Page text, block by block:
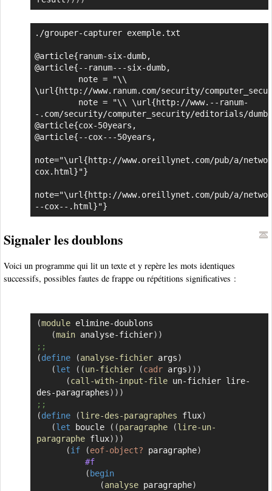
./grouper-capturer exemple.txt
@article{ranum-six-dumb,
@article{--ranum---six-dumb,
\url{http://www.ranum.com/security/
-.com/security/computer_security/editorials/
@article{cox-50years,
@article{--cox---50years,
note="\url{http://www.oreillynet.com/pub/a/
cox.html}"}
note="\url{http://www.oreillynet.com/pub/a/
--cox--.html}"}
Signaler les doublons
Voici un programme qui lit un texte et y repère les mots identiques
successifs, possibles fautes de frappe ou répétitions significatives :
(module elimine-doublons
(main analyse-fichier) )
;;
(define (analyse-fichier args)
(let ( (un-fichier (cadr args) ) )
(call-with-input-file un-fichier lire-
des-paragraphes) ) )
;;
(define (lire-des-paragraphes flux)
(let boucle ( (paragraphe (lire-un-
paragraphe flux) ) )
(if (eof-object? paragraphe)
#f
( begin
(analyse paragraphe)